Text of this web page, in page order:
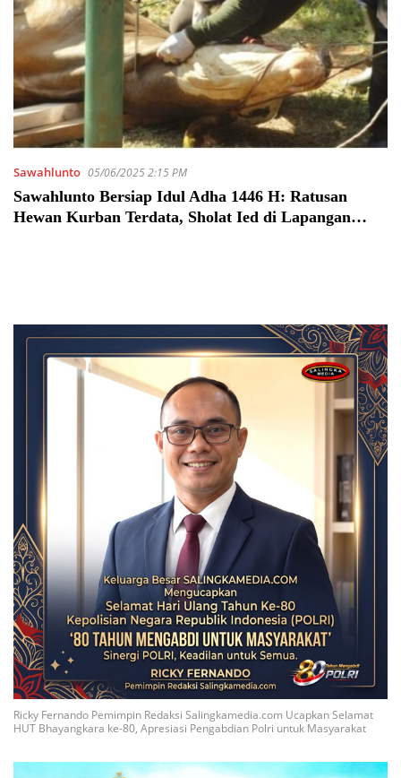
Sawahlunto 05/06/2025 2:15 PM
Sawahlunto Bersiap Idul Adha 1446 H: Ratusan
Hewan Kurban Terdata, Sholat Ied di Lapangan
Ricky Fernando Pemimpin Redaksi Salingkamedia.com Ucapkan Selamat
HUT Bhayangkara ke-80, Apresiasi Pengabdian Polri untuk Masyarakat